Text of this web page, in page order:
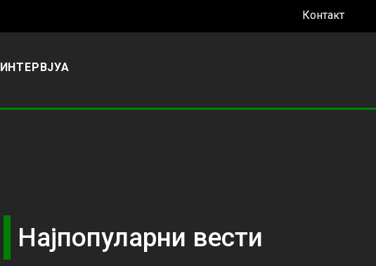
Контакт
ИНТЕРВЈУА
Најпопуларни вести